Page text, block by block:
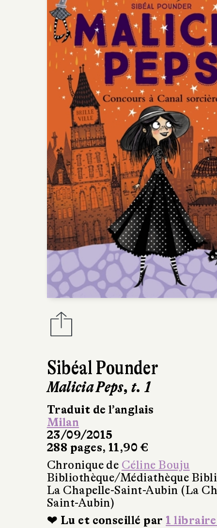
Sibéal Pounder
Malicia Peps, t. 1
Traduit de l’anglais
Milan
23/09/2015
288 pages, 11,90 €
Chronique de Céline Bouju
Bibliothèque/Médiathèque
La Chapelle-Saint-Aubin (La
Saint-Aubin)
❤ Lu et conseillé par 1